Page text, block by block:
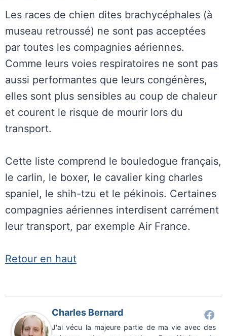
Les races de chien dites brachycéphales (à
museau retroussé) ne sont pas acceptées
par toutes les compagnies aériennes.
Comme leurs voies respiratoires ne sont pas
aussi performantes que leurs congénères,
elles sont plus sensibles au coup de chaleur
et courent le risque de mourir lors du
transport.
Cette liste comprend le bouledogue français,
le carlin, le boxer, le cavalier king charles
spaniel, le shih-tzu et le pékinois. Certaines
compagnies aériennes interdisent carrément
leur transport, par exemple Air France.
Retour en haut
Charles Bernard
J'ai vécu la majeure partie de ma vie avec des